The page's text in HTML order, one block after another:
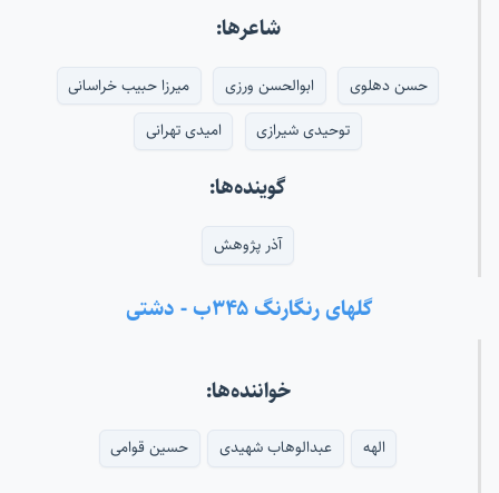
شاعرها:
حسن دهلوی ابوالحسن ورزی
میرزا حبیب خراسانی
توحیدی شیرازی
امیدی تهرانی
گوینده‌ها:
آذر پژوهش
گلهای رنگارنگ ۳۴۵ب - دشتی
خواننده‌ها:
الهه عبدالوهاب شهیدی حسین قوامی